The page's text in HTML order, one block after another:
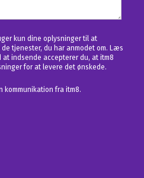
kun dine oplysninger til at
tjenester, du har anmodet om. Læs
at indsende accepterer du, at itm8
for at levere det ønskede.
kommunikation fra itm8.